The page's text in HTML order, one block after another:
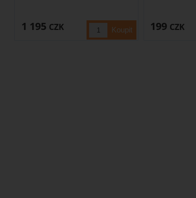
1 195 CZK 199 CZK